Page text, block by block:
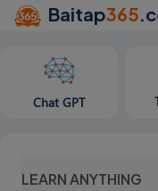
Baitap365
Chat GPT
LEARN ANYTHING